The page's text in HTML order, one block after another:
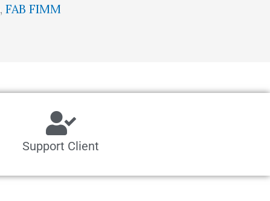
, FAB FIMM
Support Client